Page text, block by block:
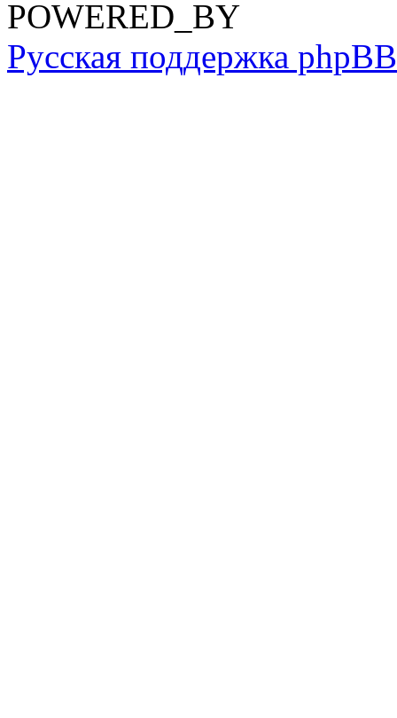
POWERED_BY
Русская поддержка phpBB